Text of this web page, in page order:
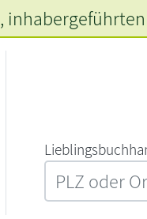
, inhabergeführten